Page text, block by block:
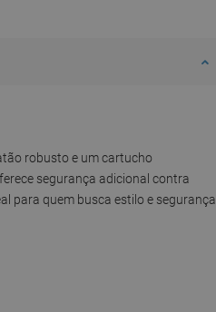
robusto e um cartucho
segurança adicional contra
para quem busca estilo e segurança.